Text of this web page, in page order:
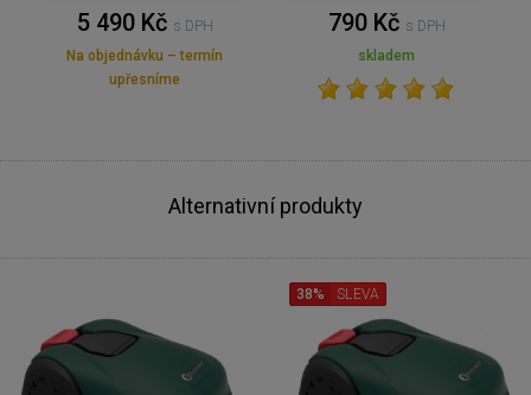
5 490 Kč s DPH
Na objednávku – termín
upřesníme
790 Kč s DPH
skladem
Alternativní produkty
38% SLEVA